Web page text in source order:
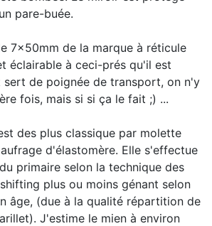
pare-buée.
7x50mm de la marque à réticule
éclairable à ceci-prés qu'il est
sert de poignée de transport, on n'y
fois, mais si si ça le fait ;) ...
des plus classique par molette
d'élastomère. Elle s'effectue
primaire selon la technique des
plus ou moins génant selon
âge, (due à la qualité répartition de
J'estime le mien à environ